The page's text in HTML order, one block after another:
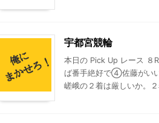
宇都宮競輪
本日の Pick Up レース ８
ば番手絶好で④佐藤がい
嵯峨の２着は厳しいか。